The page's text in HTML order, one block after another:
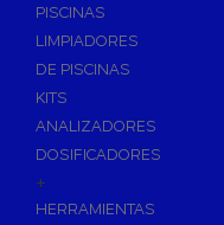
PISCINAS
LIMPIADORES
DE PISCINAS
KITS
ANALIZADORES
DOSIFICADORES
+
HERRAMIENTAS